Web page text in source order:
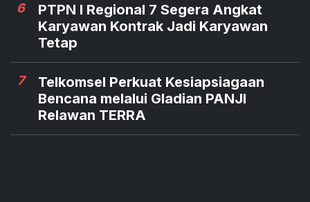
6
PTPN I Regional 7 Segera Angkat
Karyawan Kontrak Jadi Karyawan
Tetap
7
Telkomsel Perkuat Kesiapsiagaan
Bencana melalui Gladian PANJI
Relawan TERRA